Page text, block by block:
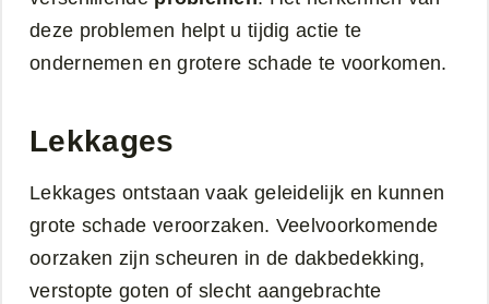
deze problemen helpt u tijdig actie te
ondernemen en grotere schade te voorkomen.
Lekkages
Lekkages ontstaan vaak geleidelijk en kunnen
grote schade veroorzaken. Veelvoorkomende
oorzaken zijn scheuren in de dakbedekking,
verstopte goten of slecht aangebrachte